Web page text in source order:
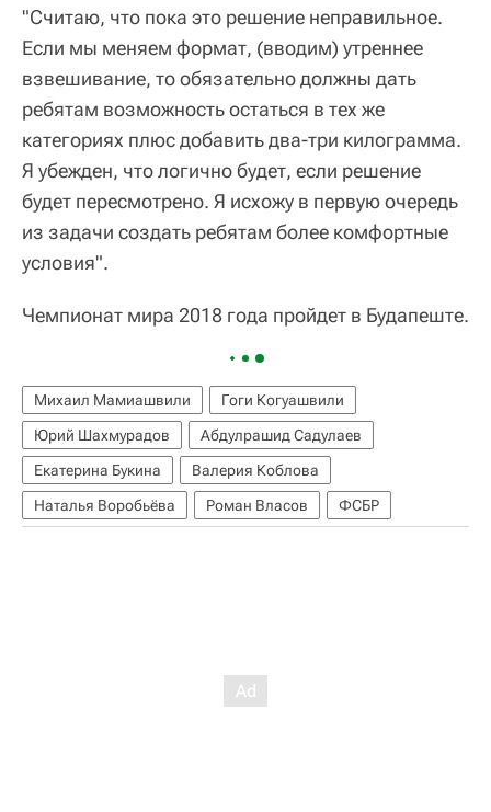
"Считаю, что пока это решение неправильное.
Если мы меняем формат, (вводим) утреннее
взвешивание, то обязательно должны дать
ребятам возможность остаться в тех же
категориях плюс добавить два-три килограмма.
Я убежден, что логично будет, если решение
будет пересмотрено. Я исхожу в первую очередь
из задачи создать ребятам более комфортные
условия".
Чемпионат мира 2018 года пройдет в Будапеште.
Михаил Мамиашвили
Гоги Когуашвили
Юрий Шахмурадов
Абдулрашид Садулаев
Екатерина Букина
Валерия Коблова
Наталья Воробьёва
Роман Власов ФСБР